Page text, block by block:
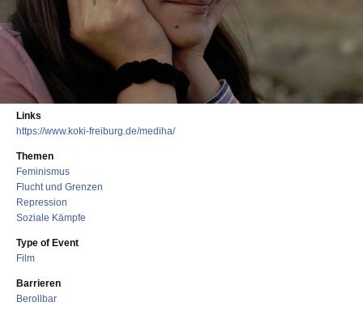
Links
https://www.koki-freiburg.de/mediha/
Themen
Feminismus
Flucht und Grenzen
Repression
Soziale Kämpfe
Type of Event
Film
Barrieren
Berollbar